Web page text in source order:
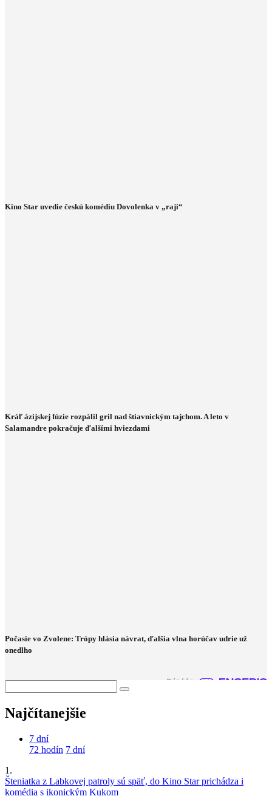
Kino Star uvedie českú komédiu Dovolenka v „raji“
Kráľ ázijskej fúzie rozpálil gril nad štiavnickým tajchom. A leto v
Salamandre pokračuje ďalšími hviezdami
Počasie vo Zvolene: Trópy hlásia návrat, ďalšia vlna horúčav udrie už
onedlho
Najčítanejšie
7 dní
72 hodín 7 dní
1.
Šteniatka z Labkovej patroly sú späť, do Kino Star prichádza i
komédia s ikonickým Kukom